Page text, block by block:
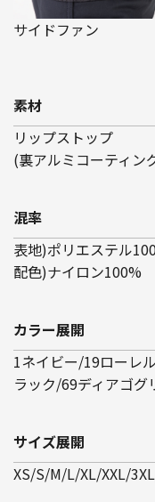
サイドファン
素材
リップストップ
(裏アルミコーティン
混率
表地)ポリエステル
配色)ナイロン100%
カラー展開
1ネイビー/19ローレ
ラック/69ディアゴグ
サイズ展開
XS/S/M/L/XL/XXL/